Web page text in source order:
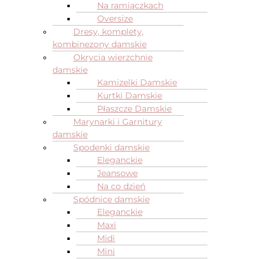
Na ramiączkach
Oversize
Dresy, komplety,
kombinezony damskie
Okrycia wierzchnie
damskie
Kamizelki Damskie
Kurtki Damskie
Płaszcze Damskie
Marynarki i Garnitury
damskie
Spodenki damskie
Eleganckie
Jeansowe
Na co dzień
Spódnice damskie
Eleganckie
Maxi
Midi
Mini